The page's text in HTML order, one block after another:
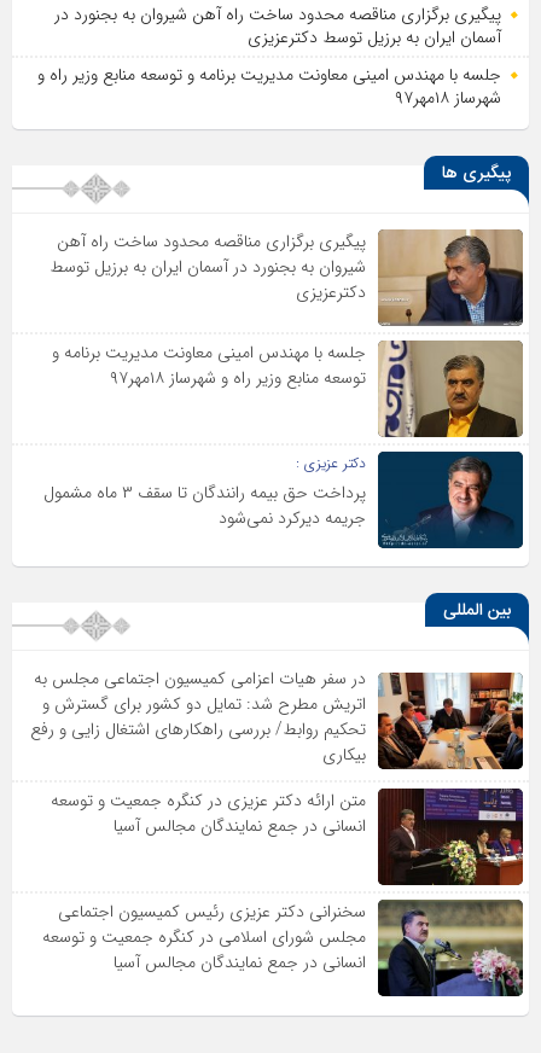
پیگیری برگزاری مناقصه محدود ساخت راه آهن شیروان به بجنورد در
آسمان ایران به برزیل توسط دکترعزیزی
جلسه با مهندس امینی معاونت مدیریت برنامه و توسعه منابع وزیر راه و
شهرساز ۱۸مهر۹۷
پیگیری ها
پیگیری برگزاری مناقصه محدود ساخت راه آهن
شیروان به بجنورد در آسمان ایران به برزیل توسط
دکترعزیزی
جلسه با مهندس امینی معاونت مدیریت برنامه و
توسعه منابع وزیر راه و شهرساز ۱۸مهر۹۷
دکتر عزیزی :
پرداخت حق بیمه رانندگان تا سقف ۳ ماه مشمول
جریمه دیرکرد نمی‌شود
بین المللی
در سفر هیات اعزامی کمیسیون اجتماعی مجلس به
اتریش مطرح شد: تمایل دو کشور برای گسترش و
تحکیم روابط/ بررسی راهکارهای اشتغال زایی و رفع
بیکاری
متن ارائه دکتر عزیزى در کنگره جمعیت و توسعه
انسانى در جمع نمایندگان مجالس آسیا
سخنرانى دکتر عزیزى رئیس کمیسیون اجتماعى
مجلس شوراى اسلامى در کنگره جمعیت و توسعه
انسانى در جمع نمایندگان مجالس آسیا